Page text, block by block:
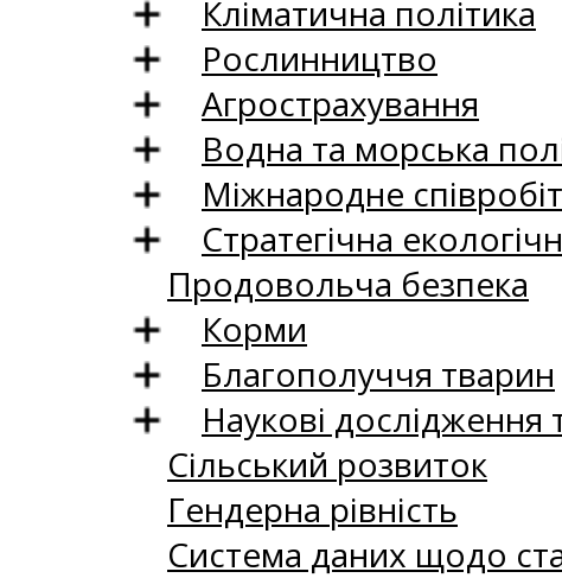
Кліматична політика
Рослинництво
Агрострахування
Водна та морська
Міжнародне
Стратегічна
Продовольча безпека
Корми
Благополуччя тварин
Наукові дослідження
Сільський розвиток
Гендерна рівність
Система даних щодо